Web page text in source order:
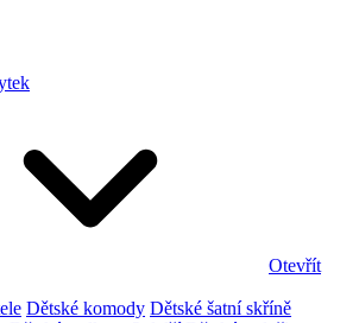
Otevřít
Dětské komody Dětské šatní skříně